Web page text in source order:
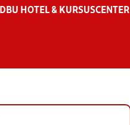
DBU HOTEL & KURSUSCENTER